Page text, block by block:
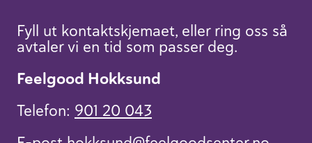
Fyll ut kontaktskjemaet, eller ring oss så
avtaler vi en tid som passer deg.
Feelgood Hokksund
Telefon: 901 20 043